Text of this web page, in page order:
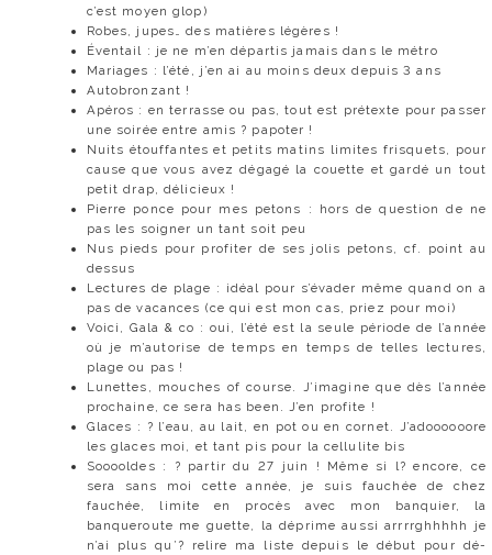
c’est moyen glop)
Robes, jupes… des matières légères !
Éventail : je ne m’en départis jamais dans le métro
Mariages : l’été, j’en ai au moins deux depuis 3 ans
Autobronzant !
Apéros : en terrasse ou pas, tout est prétexte pour passer
une soirée entre amis ? papoter !
Nuits étouffantes et petits matins limites frisquets, pour
cause que vous avez dégagé la couette et gardé un tout
petit drap, délicieux !
Pierre ponce pour mes petons : hors de question de ne
pas les soigner un tant soit peu
Nus pieds pour profiter de ses jolis petons, cf. point au
dessus
Lectures de plage : idéal pour s’évader même quand on a
pas de vacances (ce qui est mon cas, priez pour moi)
Voici, Gala & co : oui, l’été est la seule période de l’année
où je m’autorise de temps en temps de telles lectures,
plage ou pas !
Lunettes, mouches of course. J’imagine que dès l’année
prochaine, ce sera has been. J’en profite !
Glaces : ? l’eau, au lait, en pot ou en cornet. J’adoooooore
les glaces moi, et tant pis pour la cellulite bis
Sooooldes : ? partir du 27 juin ! Même si l? encore, ce
sera sans moi cette année, je suis fauchée de chez
fauchée, limite en procès avec mon banquier, la
banqueroute me guette, la déprime aussi arrrrghhhhh je
n’ai plus qu’? relire ma liste depuis le début pour dé-